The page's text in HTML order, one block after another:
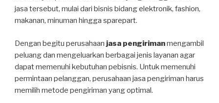
jasa tersebut, mulai dari bisnis bidang elektronik, fashion,
makanan, minuman hingga sparepart.
Dengan begitu perusahaan jasa pengirimanmengambil
peluang dan mengeluarkan berbagai jenis layanan agar
dapat memenuhi kebutuhan pebisnis. Untuk memenuhi
permintaan pelanggan, perusahaan jasa pengiriman harus
memilih metode pengiriman yang optimal.